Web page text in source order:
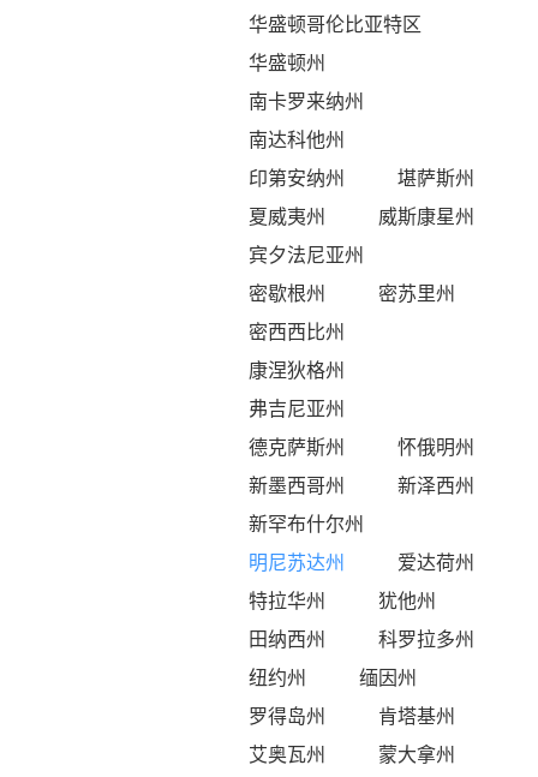
华盛顿哥伦比亚特区
华盛顿州
南卡罗来纳州
南达科他州
印第安纳州
堪萨斯州
夏威夷州
威斯康星州
宾夕法尼亚州
密歇根州
密苏里州
密西西比州
康涅狄格州
弗吉尼亚州
德克萨斯州
怀俄明州
新墨西哥州
新泽西州
新罕布什尔州
明尼苏达州
爱达荷州
特拉华州
犹他州
田纳西州
科罗拉多州
纽约州
缅因州
罗得岛州
肯塔基州
艾奥瓦州
蒙大拿州